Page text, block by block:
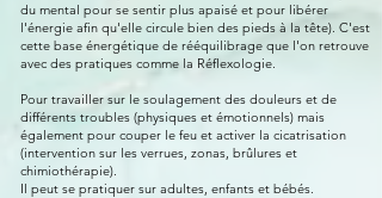
du mental pour se sentir plus apaisé et pour libérer
l'énergie afin qu'elle circule bien des pieds à la tête). C'est
cette base énergétique de rééquilibrage que l'on retrouve
avec des pratiques comme la Réflexologie.
Pour travailler sur le soulagement des douleurs et de
différents troubles (physiques et émotionnels) mais
également pour couper le feu et activer la cicatrisation
(intervention sur les verrues, zonas, brûlures et
chimiothérapie).
Il peut se pratiquer sur adultes, enfants et bébés.